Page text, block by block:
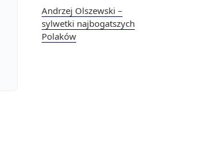
Andrzej Olszewski –
sylwetki najbogatszych
Polaków